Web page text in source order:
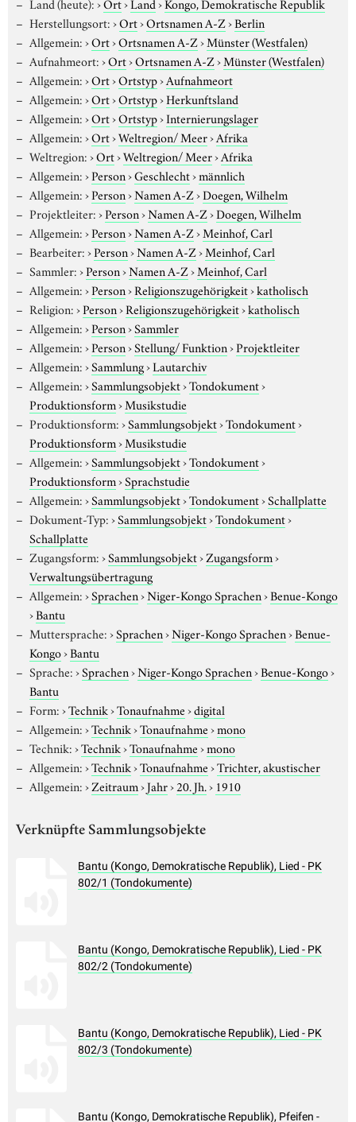
Herstellungsort:›Ort›Ortsnamen A-Z›Berlin
Allgemein:›Ort›Ortsnamen A-Z›Münster (Westfalen)
Aufnahmeort:›Ort›Ortsnamen A-Z›Münster (Westfalen)
Allgemein:›Ort›Ortstyp›Aufnahmeort
Allgemein:›Ort›Ortstyp›Herkunftsland
Allgemein:›Ort›Ortstyp›Internierungslager
Allgemein:›Ort›Weltregion/ Meer›Afrika
Weltregion:›Ort›Weltregion/ Meer›Afrika
Allgemein:›Person›Geschlecht›männlich
Allgemein:›Person›Namen A-Z›Doegen, Wilhelm
Projektleiter:›Person›Namen A-Z›Doegen, Wilhelm
Allgemein:›Person›Namen A-Z›Meinhof, Carl
Bearbeiter:›Person›Namen A-Z›Meinhof, Carl
Sammler:›Person›Namen A-Z›Meinhof, Carl
Allgemein:›Person›Religionszugehörigkeit›katholisch
Religion:›Person›Religionszugehörigkeit›katholisch
Allgemein:›Person›Sammler
Allgemein:›Person›Stellung/ Funktion›Projektleiter
Allgemein:›Sammlung›Lautarchiv
Allgemein:›Sammlungsobjekt›Tondokument›
Produktionsform›Musikstudie
Produktionsform:›Sammlungsobjekt›Tondokument›
Produktionsform›Musikstudie
Allgemein:›Sammlungsobjekt›Tondokument›
Produktionsform›Sprachstudie
Allgemein:›Sammlungsobjekt›Tondokument›Schallplatte
Dokument-Typ:›Sammlungsobjekt›Tondokument›
Schallplatte
Zugangsform:›Sammlungsobjekt›Zugangsform›
Verwaltungsübertragung
Allgemein:›Sprachen›Niger-Kongo Sprachen›Benue-Kongo
›Bantu
Muttersprache:›Sprachen›Niger-Kongo Sprachen›Benue-
Kongo›Bantu
Sprache:›Sprachen›Niger-Kongo Sprachen›Benue-Kongo›
Bantu
Form:›Technik›Tonaufnahme›digital
Allgemein:›Technik›Tonaufnahme›mono
Technik:›Technik›Tonaufnahme›mono
Allgemein:›Technik›Tonaufnahme›Trichter, akustischer
Allgemein:›Zeitraum›Jahr›20. Jh.› 1910
Verknüpfte Sammlungsobjekte
Bantu (Kongo, Demokratische Republik), Lied - PK
802/1 (Tondokumente)
Bantu (Kongo, Demokratische Republik), Lied - PK
802/2 (Tondokumente)
Bantu (Kongo, Demokratische Republik), Lied - PK
802/3 (Tondokumente)
Bantu (Kongo, Demokratische Republik), Pfeifen -